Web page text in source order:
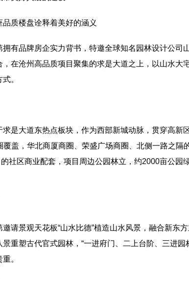
品质楼盘诠释着美好的涵义
拥有品牌房企实力背书，特邀全球知名园林设计公司
，在沧州高品质项目聚集的求是大道之上，以山水大
。
求是大道东热点板块，作为西部新城动脉，贯穿高新
覆盖，华北商厦商圈、荣盛广场商圈、北侧一路之隔
社区商业配套，项目周边公园林立，约2000亩公园
邀请景观天花板“山水比德”植造山水风景，融合新东
重塑古代官式园林，“一进府门、二上台阶、三进园
。